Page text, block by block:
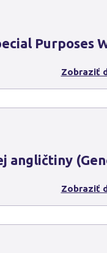
Purposes
Zobraziť
angličtiny
Zobraziť